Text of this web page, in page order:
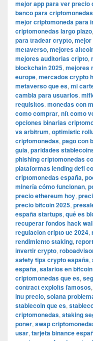
mejor app para ver precio
banco para
mejor criptomoneda para
criptomonedas largo plazo,
para tradear crypto, mejor
metaverso, mejores
mejores auditorias cripto,
blockchain 2025, mejores
europe, mercados crypto
metaverso que es, mi
cambia para usuarios,
requisitos, monedas con
como comprar, nft como
opciones binarias
vs arbitrum, optimistic
criptomonedas, pago con
guia, paridades
phishing criptomonedas
plataformas lending defi
criptomonedas españa,
minería cómo funcionan,
precio ethereum hoy,
precio bitcoin 2025,
españa startups, qué es
recuperar fondos hack
regulacion cripto ue 2024,
rendimiento staking,
invertir crypto,
safety tips crypto españa,
españa, salarios en bitcoin
criptomonedas que es,
contract exploits famosos,
inu precio, solana
stablecoin que es,
criptomonedas, staking
poner, swap
usar, tarjeta binance